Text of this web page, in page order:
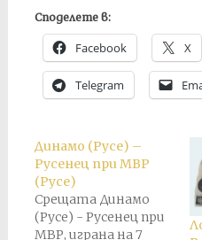
Споделете в:
Facebook X
Telegram
Динамо (Русе) –
Русенец при МВР
(Русе)
Срещата Динамо
(Русе) - Русенец при
МВР, играна на 7